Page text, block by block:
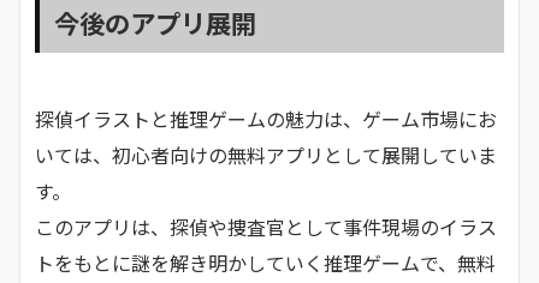
今後のアプリ展開
探偵イラストと推理ゲームの魅力は、ゲーム市場にお
いては、初心者向けの無料アプリとして展開していま
す。
このアプリは、探偵や捜査官として事件現場のイラス
トをもとに謎を解き明かしていく推理ゲームで、無料